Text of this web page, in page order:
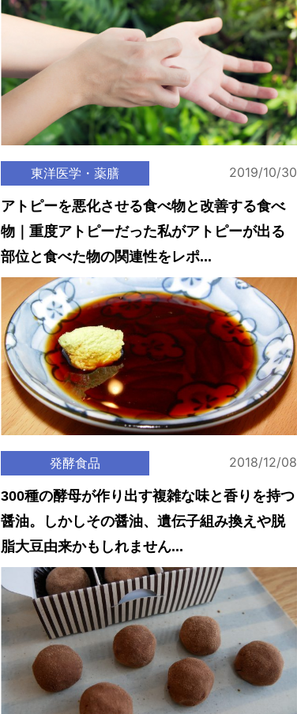
東洋医学・薬膳 2019/10/30
アトピーを悪化させる食べ物と改善する食べ
物｜重度アトピーだった私がアトピーが出る
部位と食べた物の関連性をレポ...
発酵食品 2018/12/08
300種の酵母が作り出す複雑な味と香りを持つ
醤油。しかしその醤油、遺伝子組み換えや脱
脂大豆由来かもしれません...